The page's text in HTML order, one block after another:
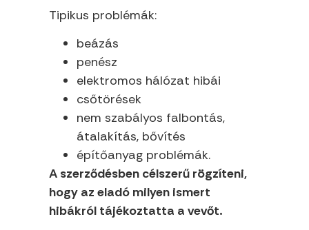
Tipikus problémák:
beázás
penész
elektromos hálózat hibái
csőtörések
nem szabályos falbontás,
átalakítás, bővítés
építőanyag problémák.
A szerződésben célszerű rögzíteni,
hogy az eladó milyen ismert
hibákról tájékoztatta a vevőt.